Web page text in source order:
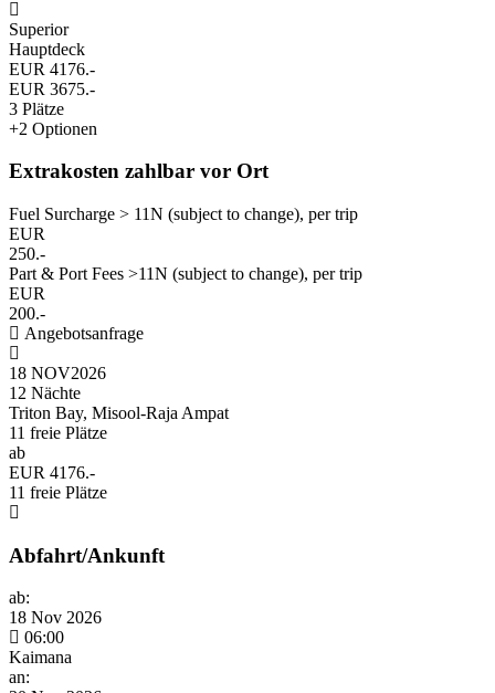
Superior
Hauptdeck
EUR 4176.-
EUR 3675.-
3 Plätze
+2 Optionen
Extrakosten zahlbar vor Ort
Fuel Surcharge > 11N (subject to change), per trip
EUR
250.-
Part & Port Fees >11N (subject to change), per trip
EUR
200.-
Angebotsanfrage
18 NOV2026
12 Nächte
Triton Bay, Misool-Raja Ampat
11 freie Plätze
ab
EUR 4176.-
11 freie Plätze
Abfahrt/Ankunft
ab:
18 Nov 2026
06:00
Kaimana
an: